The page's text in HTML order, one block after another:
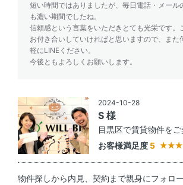
短い時間ではありましたが、毎日電話・メール
も濃い期間でしたね。
信頼感という言葉をいただきとても光栄です。
お付き合いしていければと思いますので、また
軽にLINEください。
今後ともよろしくお願いします。
2024-10-28
S 様
目黒区で賃貸物件をご
お客様満足度 5
物件探しから内見、契約まで親身にフォロ